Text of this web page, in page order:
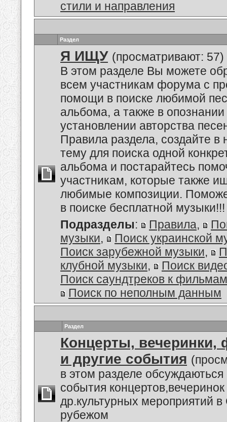
стили и направления
Раздел
Я ИЩУ (просматривают: 57)
В этом разделе Вы можете
всем участникам форума с
помощи в поиске любимой
альбома, а также в опознании
установлении авторства
Правила раздела, создайте в
тему для поиска одной
альбома и постарайтесь
участникам, которые также
любимые композиции.
в поиске бесплатной музыки!!!
Подразделы: Правила,
музыки,
Поиск украинской
Поиск зарубежной музыки,
клубной музыки,
Поиск
Поиск саундтреков к
Поиск по неполным данным
Раздел
Концерты, вечеринки,
и другие события
в этом разделе
события
др.культурных мероприятий
рубежом